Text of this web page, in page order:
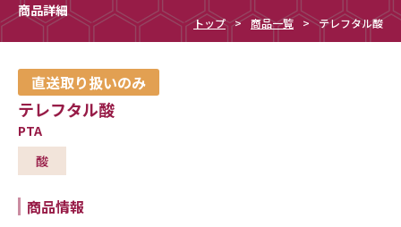
商品詳細
トップ 商品一覧 テレフタル酸
直送取り扱いのみ
テレフタル酸
PTA
酸
商品情報